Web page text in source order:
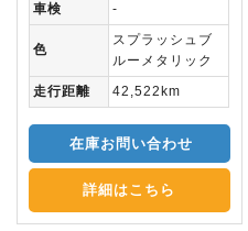
車検
-
色
スプラッシュブ
ルーメタリック
走行距離
42,522km
在庫お問い合わせ
詳細はこちら